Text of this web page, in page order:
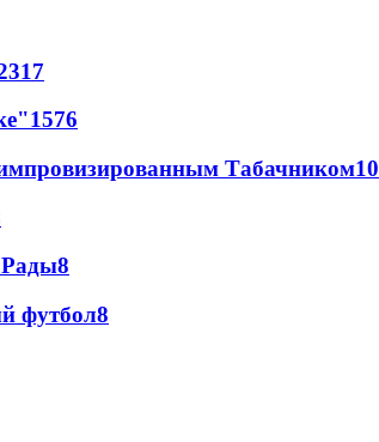
317
1576
Табачником10
Рады8
футбол8